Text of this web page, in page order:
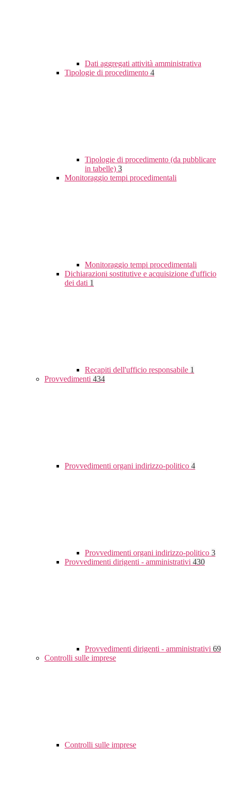
Dati aggregati attività amministrativa
Tipologie di procedimento 4
Tipologie di procedimento (da pubblicare
in tabelle) 3
Monitoraggio tempi procedimentali
Monitoraggio tempi procedimentali
Dichiarazioni sostitutive e acquisizione d'ufficio
dei dati 1
Recapiti dell'ufficio responsabile 1
Provvedimenti 434
Provvedimenti organi indirizzo-politico 4
Provvedimenti organi indirizzo-politico 3
Provvedimenti dirigenti - amministrativi 430
Provvedimenti dirigenti - amministrativi 69
Controlli sulle imprese
Controlli sulle imprese